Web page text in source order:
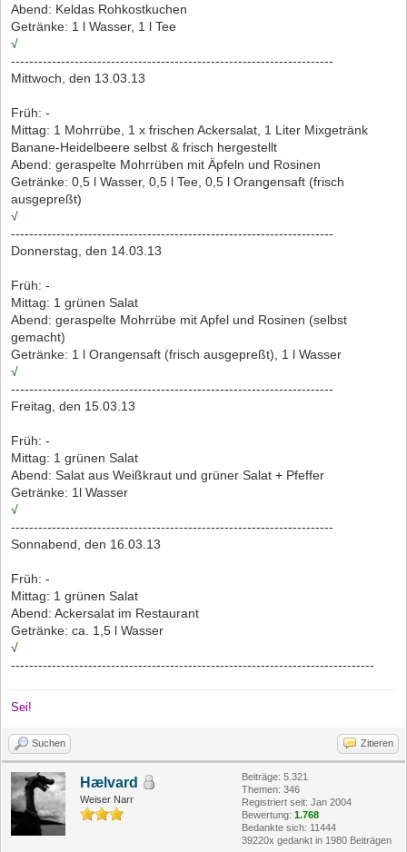
Abend: Keldas Rohkostkuchen
Getränke: 1 l Wasser, 1 l Tee
√
-----------------------------------------------------------------------
Mittwoch, den 13.03.13
Früh: -
Mittag: 1 Mohrrübe, 1 x frischen Ackersalat, 1 Liter Mixgetränk
Banane-Heidelbeere selbst & frisch hergestellt
Abend: geraspelte Mohrrüben mit Äpfeln und Rosinen
Getränke: 0,5 l Wasser, 0,5 l Tee, 0,5 l Orangensaft (frisch
ausgepreßt)
√
-----------------------------------------------------------------------
Donnerstag, den 14.03.13
Früh: -
Mittag: 1 grünen Salat
Abend: geraspelte Mohrrübe mit Apfel und Rosinen (selbst
gemacht)
Getränke: 1 l Orangensaft (frisch ausgepreßt), 1 l Wasser
√
-----------------------------------------------------------------------
Freitag, den 15.03.13
Früh: -
Mittag: 1 grünen Salat
Abend: Salat aus Weißkraut und grüner Salat + Pfeffer
Getränke: 1l Wasser
√
-----------------------------------------------------------------------
Sonnabend, den 16.03.13
Früh: -
Mittag: 1 grünen Salat
Abend: Ackersalat im Restaurant
Getränke: ca. 1,5 l Wasser
√
--------------------------------------------------------------------------------
Sei!
Suchen Zitieren
Hælvard
Weiser Narr
Beiträge: 5.321
Themen: 346
Registriert seit: Jan 2004
Bewertung: 1.768
Bedankte sich: 11444
39220x gedankt in 1980 Beiträgen